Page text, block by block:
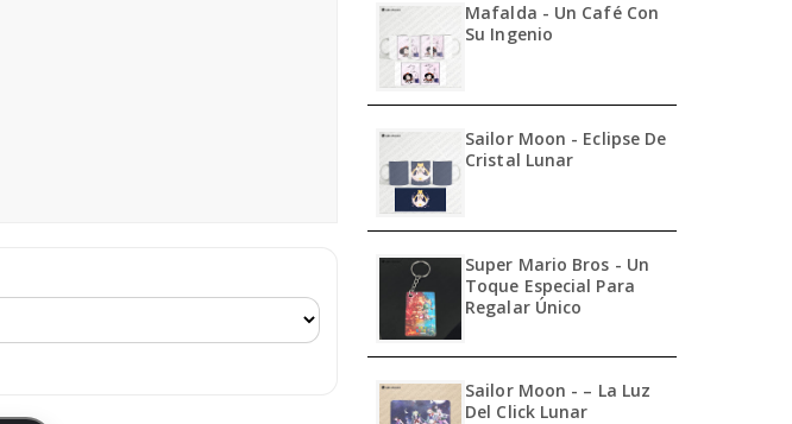
Mafalda - Un Café Con
Su Ingenio
Sailor Moon - Eclipse De
Cristal Lunar
Super Mario Bros - Un
Toque Especial Para
Regalar Único
Sailor Moon - – La Luz
Del Click Lunar